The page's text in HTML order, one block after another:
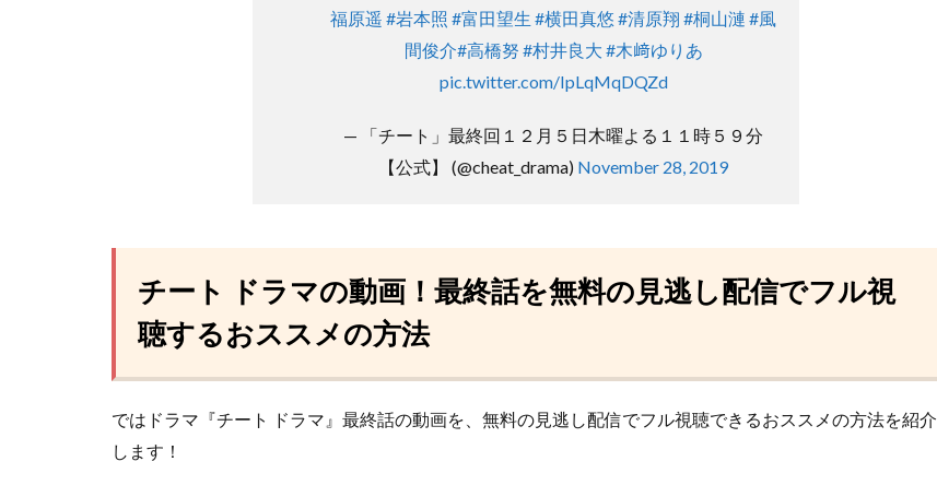
福原遥 #岩本照 #富田望生 #横田真悠 #清原翔 #桐山漣 #風
間俊介#高橋努 #村井良大 #木﨑ゆりあ
pic.twitter.com/IpLqMqDQZd
— 「チート」最終回１２月５日木曜よる１１時５９分
【公式】 (@cheat_drama) November 28, 2019
チート ドラマの動画！最終話を無料の見逃し配信でフル視
聴するおススメの方法
ではドラマ『チート ドラマ』最終話の動画を、無料の見逃し配信でフル視聴できるおススメの方法を紹介
します！